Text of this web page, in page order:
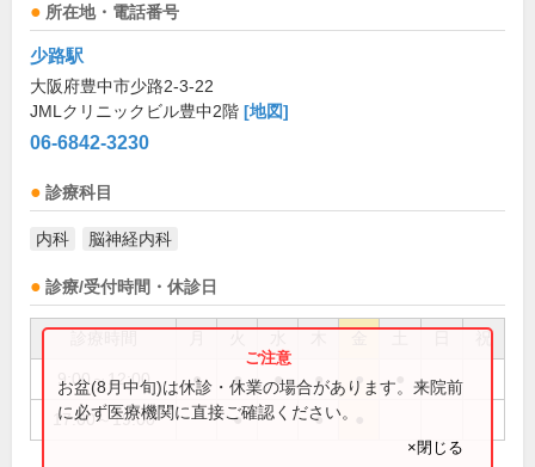
所在地・電話番号
少路駅
大阪府豊中市少路2-3-22
JMLクリニックビル豊中2階 [地図]
06-6842-3230
診療科目
内科 脳神経内科
診療/受付時間・休診日
祝
9:00～12:00 ● ● ● ● ●
17:00～19:00 ● ●
お盆(8月中旬)は休診・休業の場合があります。来院前
に必ず医療機関に直接ご確認ください。
×閉じる